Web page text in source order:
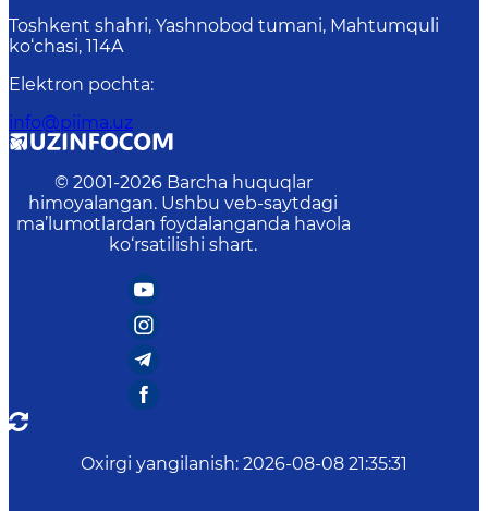
Toshkent shahri, Yashnobod tumani, Mahtumquli
ko‘chasi, 114A
Elektron pochta:
info@piima.uz
© 2001-2026 Barcha huquqlar
himoyalangan. Ushbu veb-saytdagi
ma’lumotlardan foydalanganda havola
ko‘rsatilishi shart.
Oxirgi yangilanish: 2026-08-08 21:35:31